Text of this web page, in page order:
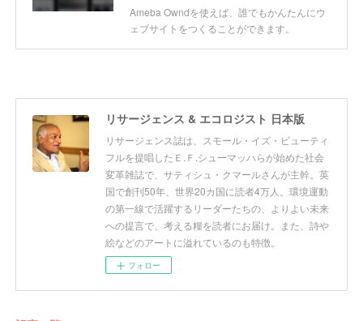
Ameba Owndを使えば、誰でもかんたんにウ
ェブサイトをつくることができます。
リサージェンス & エコロジスト 日本版
リサージェンス誌は、スモール・イズ・ビューティ
フルを提唱したＥ.Ｆ.シューマッハらが始めた社会
変革雑誌で、サティシュ・クマールさんが主幹。英
国で創刊50年、世界20カ国に読者4万人。環境運動
の第一線で活躍するリーダーたちの、よりよい未来
への提言で、考える糧を読者にお届け。また、詩や
絵などのアートに溢れているのも特徴。
フォロー